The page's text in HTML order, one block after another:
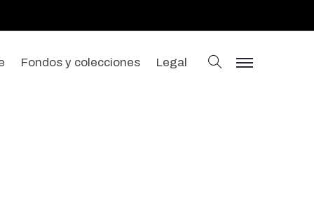
Fondos y colecciones Legal buscar
menu